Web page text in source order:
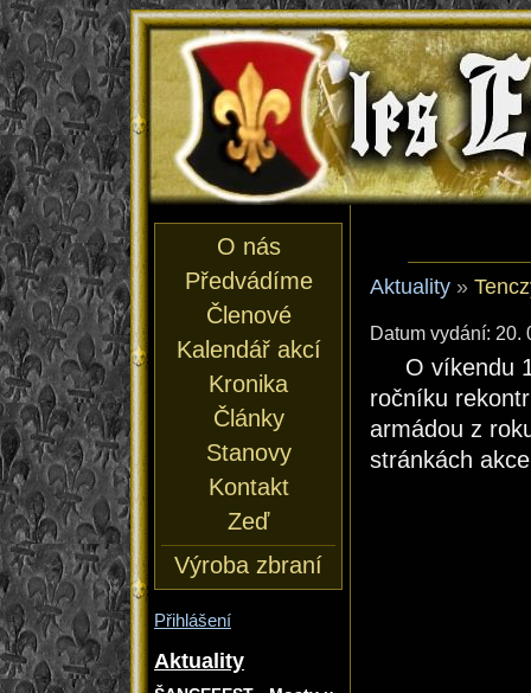
les
Aktuality »
Datum vydání: 20.
O víkendu
ročníku
armádou z
stránkách
O nás
Předvádíme
Členové
Kalendář akcí
Kronika
Články
Stanovy
Kontakt
Zeď
Výroba zbraní
Přihlášení
Aktuality